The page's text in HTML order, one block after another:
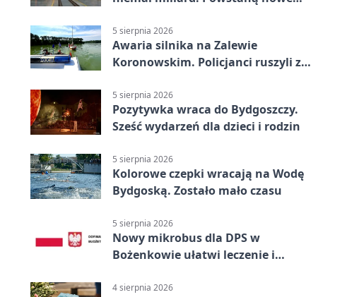
5 sierpnia 2026
Awaria silnika na Zalewie
Koronowskim. Policjanci ruszyli z
5 sierpnia 2026
Pozytywka wraca do Bydgoszczy.
Sześć wydarzeń dla dzieci i rodzin
5 sierpnia 2026
Kolorowe czepki wracają na Wodę
Bydgoską. Zostało mało czasu
5 sierpnia 2026
Nowy mikrobus dla DPS w
Bożenkowie ułatwi leczenie i
4 sierpnia 2026